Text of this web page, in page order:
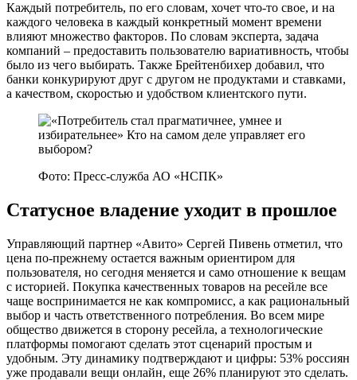
Каждый потребитель, по его словам, хочет что-то свое, и на
каждого человека в каждый конкретный момент времени
влияют множество факторов. По словам эксперта, задача
компаний – предоставить пользователю вариативность, чтобы
было из чего выбирать. Также Брейтенбихер добавил, что
банки конкурируют друг с другом не продуктами и ставками,
а качеством, скоростью и удобством клиентского пути.
Фото: Пресс-служба АО «НСПК»
Статусное владение уходит в прошлое
Управляющий партнер «Авито» Сергей Пивень отметил, что
цена по-прежнему остается важным ориентиром для
пользователя, но сегодня меняется и само отношение к вещам
с историей. Покупка качественных товаров на ресейле все
чаще воспринимается не как компромисс, а как рациональный
выбор и часть ответственного потребления. Во всем мире
общество движется в сторону ресейла, а технологические
платформы помогают сделать этот сценарий простым и
удобным. Эту динамику подтверждают и цифры: 53% россиян
уже продавали вещи онлайн, еще 26% планируют это сделать.